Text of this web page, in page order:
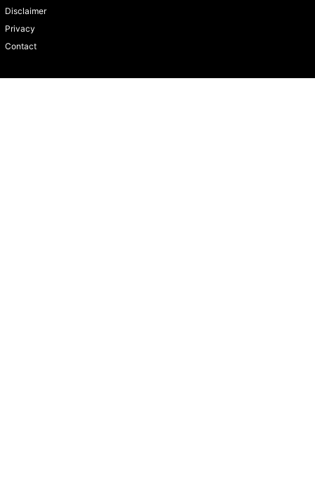
Disclaimer
Privacy
Contact